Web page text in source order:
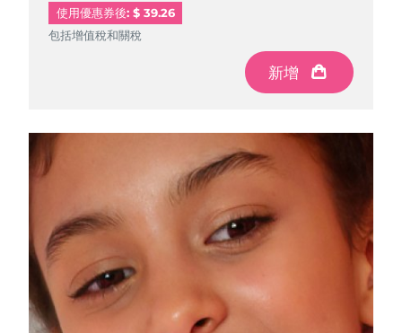
使用優惠券後: $ 39.26
包括增值稅和關稅
新增
包括增值稅和關稅
新增
包括增值稅和關稅
新增